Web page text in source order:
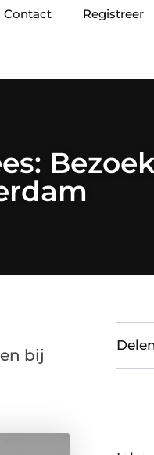
Contact Registreer
bij